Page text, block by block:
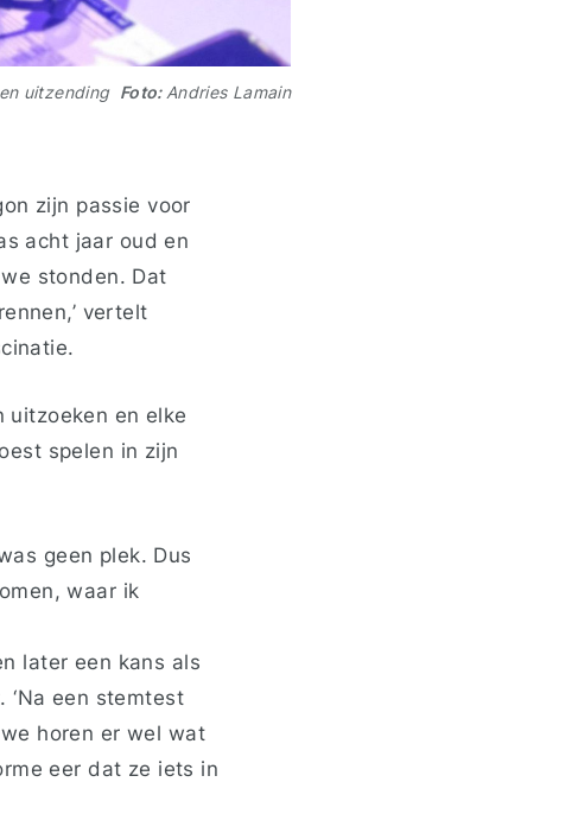
uitzending Foto: Andries Lamain
zijn passie voor
acht jaar oud en
stonden. Dat
vertelt
uitzoeken en elke
spelen in zijn
geen plek. Dus
waar ik
later een kans als
een stemtest
horen er wel wat
eer dat ze iets in